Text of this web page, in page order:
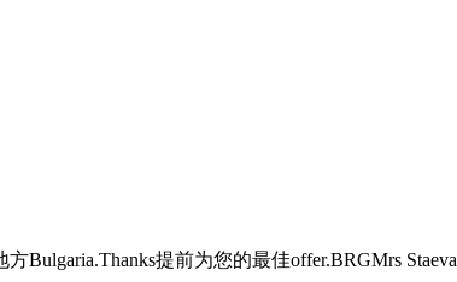
提前为您的最佳offer.BRGMrs Staeva